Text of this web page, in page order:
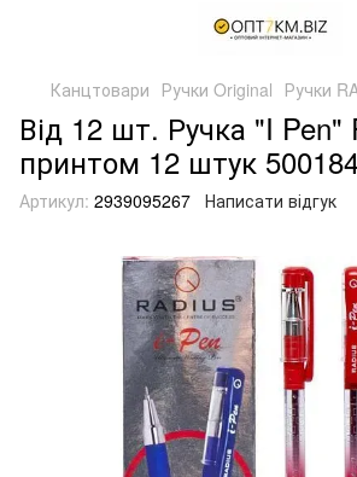
Канцтовари Ручки Original Ручки
Від 12 шт. Ручка "I Pen"
принтом 12 штук
Артикул: 2939095267 Написати відгук